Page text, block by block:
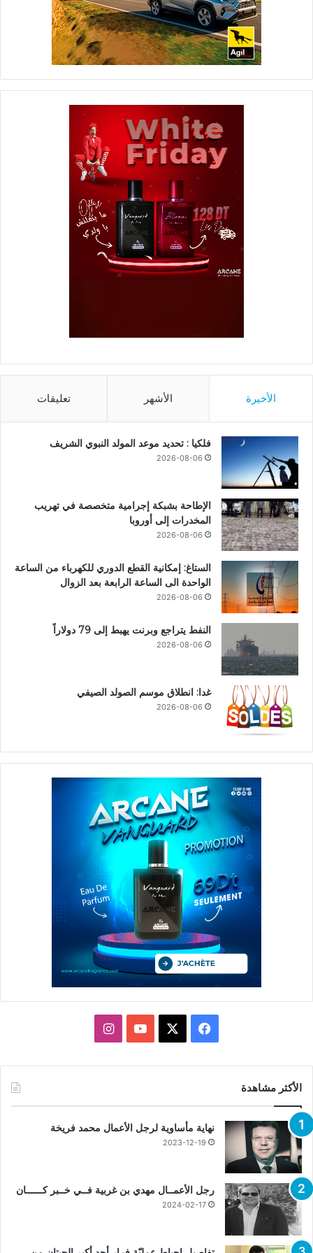
الأخيرة الأشهر تعليقات
فلكيا : تحديد موعد المولد النبوي الشريف
2026-08-06
الإطاحة بشبكة إجرامية متخصصة في تهريب
المخدرات إلى أوروبا
2026-08-06
الستاغ: إمكانية القطع الدوري للكهرباء من الساعة
الواحدة الى الساعة الرابعة بعد الزوال
2026-08-06
النفط يتراجع وبرنت يهبط إلى 79 دولاراً
2026-08-06
غدا: انطلاق موسم الصولد الصيفي
2026-08-06
فيسبوك يوتيوبانستقرام
الأكثر مشاهدة
نهاية مأساوية لرجل الأعمال محمد فريخة
2023-12-19
رجل الأعمــال مهدي بن غربية فــي خــبر كــــــان
2024-02-17